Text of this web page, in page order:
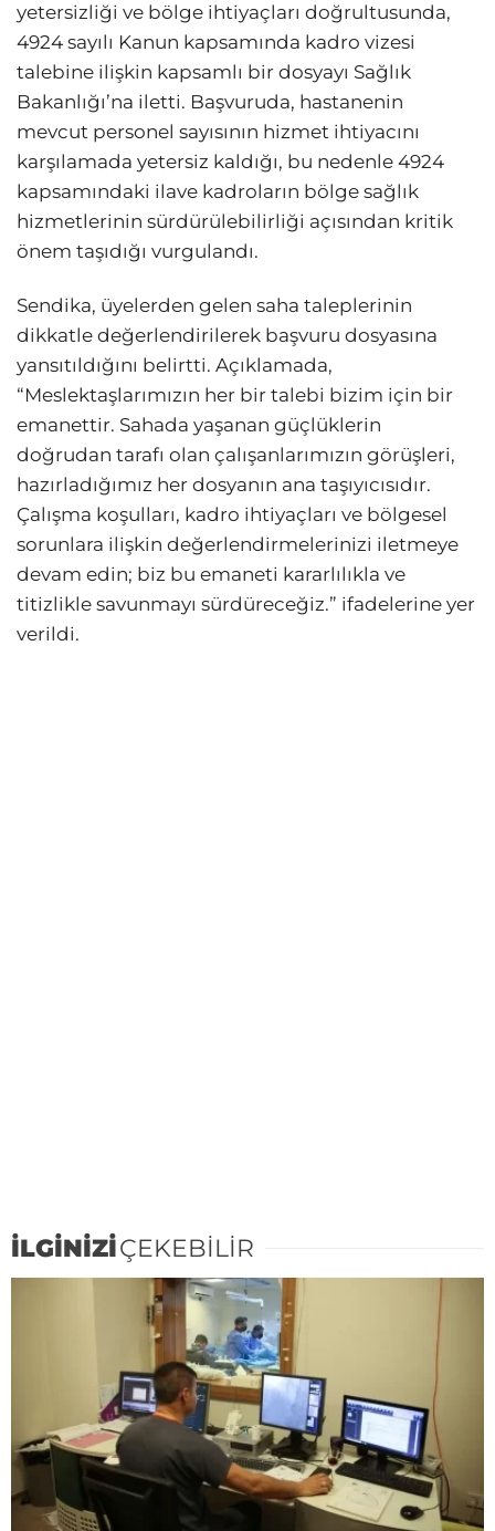
yetersizliği ve bölge ihtiyaçları doğrultusunda,
4924 sayılı Kanun kapsamında kadro vizesi
talebine ilişkin kapsamlı bir dosyayı Sağlık
Bakanlığı’na iletti. Başvuruda, hastanenin
mevcut personel sayısının hizmet ihtiyacını
karşılamada yetersiz kaldığı, bu nedenle 4924
kapsamındaki ilave kadroların bölge sağlık
hizmetlerinin sürdürülebilirliği açısından kritik
önem taşıdığı vurgulandı.
Sendika, üyelerden gelen saha taleplerinin
dikkatle değerlendirilerek başvuru dosyasına
yansıtıldığını belirtti. Açıklamada,
“Meslektaşlarımızın her bir talebi bizim için bir
emanettir. Sahada yaşanan güçlüklerin
doğrudan tarafı olan çalışanlarımızın görüşleri,
hazırladığımız her dosyanın ana taşıyıcısıdır.
Çalışma koşulları, kadro ihtiyaçları ve bölgesel
sorunlara ilişkin değerlendirmelerinizi iletmeye
devam edin; biz bu emaneti kararlılıkla ve
titizlikle savunmayı sürdüreceğiz.” ifadelerine yer
verildi.
İLGİNİZİÇEKEBİLİR